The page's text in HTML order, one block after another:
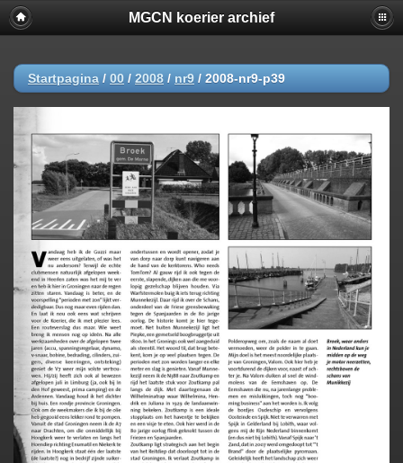
MGCN koerier archief
Startpagina / 00 / 2008 / nr9 / 2008-nr9-p39